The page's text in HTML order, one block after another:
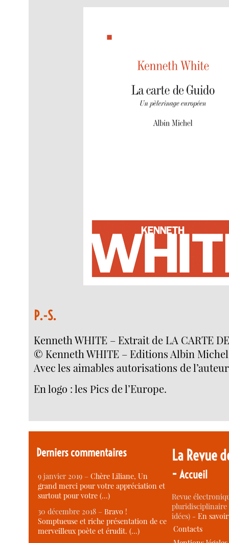
P.-S.
Kenneth WHITE – Extrait de LA CARTE
© Kenneth WHITE – Editions Albin
Avec les aimables autorisations de
En logo : les Pics de l’Europe.
Derniers commentaires
9 janvier 2019 –Chère Liliane, Un
grand merci pour votre appréciation et
surtout pour votre (…)
30 décembre 2018 –Bravo !
Somptueuse et riche présentation de ce
merveilleux poète et érudit. (…)
La Revue
-Accueil
Revue
idées) -En
Contacts